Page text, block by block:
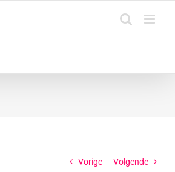
Vorige Volgende